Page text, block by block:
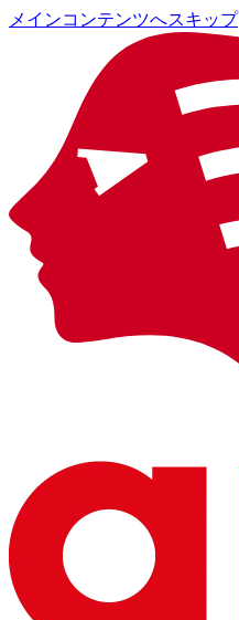
メインコンテンツへスキップ